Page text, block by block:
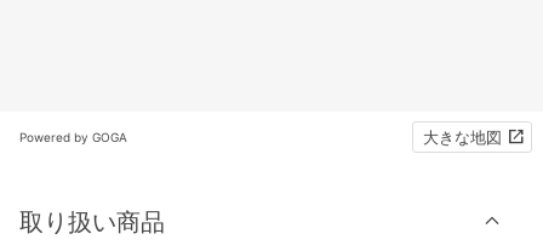
Powered by GOGA 大きな地図
取り扱い商品